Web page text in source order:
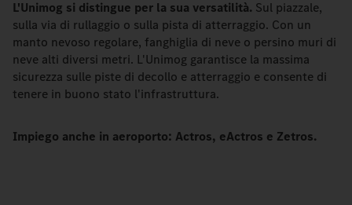
L'Unimog si distingue per la sua versatilità. Sul piazzale,
sulla via di rullaggio o sulla pista di atterraggio. Con un
manto nevoso regolare, fanghiglia di neve o persino muri di
neve alti diversi metri. L'Unimog garantisce la massima
sicurezza sulle piste di decollo e atterraggio e consente di
tenere in buono stato l'infrastruttura.
Impiego anche in aeroporto: Actros, eActros e Zetros.